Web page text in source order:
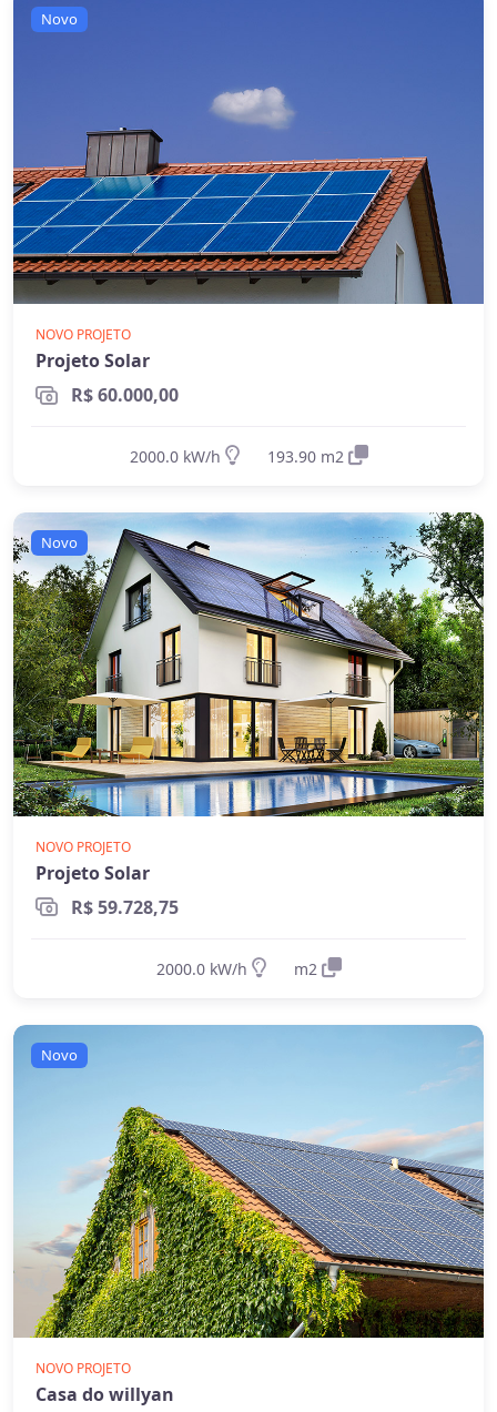
apagões (quando há baterias)
Mais caros
e necessidade de dimensionamento
maior
Requerem dimensionamento cuidadoso
para garantir energia suficiente mesmo
em períodos de menor geração
Qual escolher?
Para a maioria dos consumidores, o sistema
econômico e eficiente. O sistema off-grid só é
energia durante apagões. Aprofunde nos
guiason-grid e Fio B (2026)
energia solar
híbridaeoff-grid.
Novo
NOVO PROJETO
Projeto Solar
R$ 60.000,00
2000.0 kW/h 193.90 m2
Novo
NOVO PROJETO
Projeto Solar
R$ 59.728,75
2000.0 kW/h m2
Novo
NOVO PROJETO
Casa do willyan